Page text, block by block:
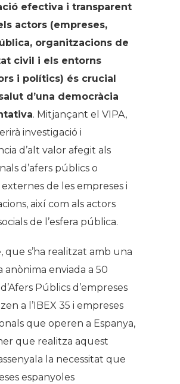
efectiva i transparent
actors (empreses,
organitzacions de
civil i els entorns
i polítics) és crucial
d’una democràcia
. Mitjançant el VIPA,
investigació i
d’alt valor afegit als
d’afers públics o
de les empreses i
així com als actors
de l’esfera pública.
que s’ha realitzat amb una
anònima enviada a 50
Públics d’empreses
a l’IBEX 35 i empreses
que operen a Espanya,
que realitza aquest
la necessitat que
espanyoles